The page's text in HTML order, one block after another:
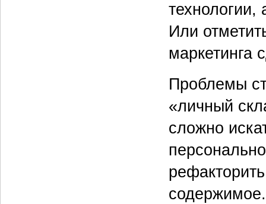
технологии,
Или
маркетинга
Проблемы
«личный
сложно